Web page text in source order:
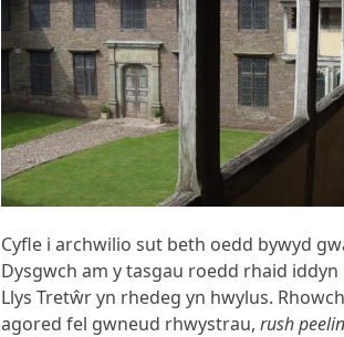
Cyfle i archwilio sut beth oedd bywyd
Dysgwch am y tasgau roedd rhaid
Llys Tretŵr yn rhedeg yn hwylus.
agored fel gwneud rhwystrau, rush